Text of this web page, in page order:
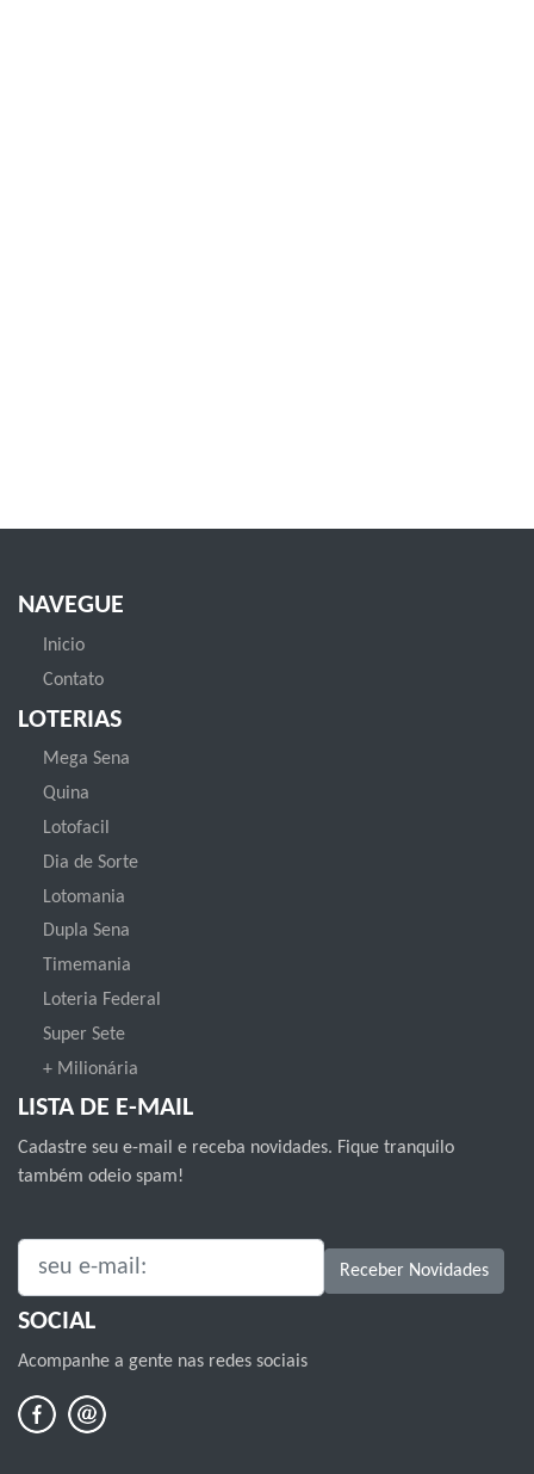
NAVEGUE
Inicio
Contato
LOTERIAS
Mega Sena
Quina
Lotofacil
Dia de Sorte
Lotomania
Dupla Sena
Timemania
Loteria Federal
Super Sete
+ Milionária
LISTA DE E-MAIL
Cadastre seu e-mail e receba novidades. Fique tranquilo
também odeio spam!
SEU E-MAIL: Receber Novidades
SOCIAL
Acompanhe a gente nas redes sociais